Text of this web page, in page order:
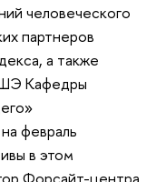
человеческого
партнеров
а также
Кафедры
февраль
в этом